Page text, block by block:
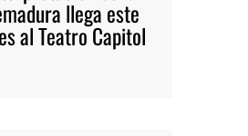
llega este
al Teatro Capitol